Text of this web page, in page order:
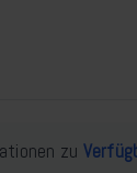
zu